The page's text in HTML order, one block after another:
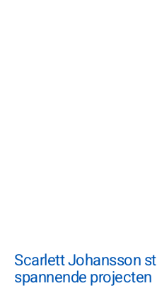
Scarlett Johansson
spannende projecten